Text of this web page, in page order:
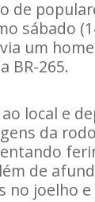
de
sábado
um
BR-265.
local e
da
de
no joelho e